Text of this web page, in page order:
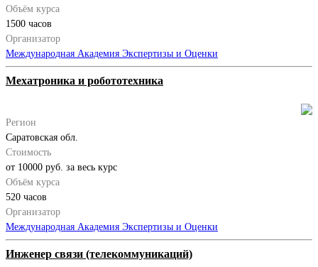
Объём курса
1500 часов
Организатор
Международная Академия Экспертизы и Оценки
Мехатроника и робототехника
Регион
Саратовская обл.
Стоимость
от 10000 руб. за весь курс
Объём курса
520 часов
Организатор
Международная Академия Экспертизы и Оценки
Инженер связи (телекоммуникаций)